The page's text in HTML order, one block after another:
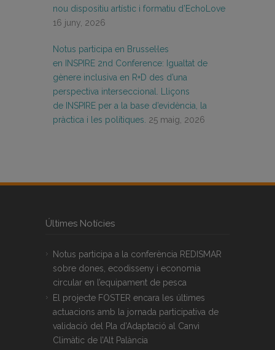
nou dispositiu artístic i formatiu d’EchoLove
16 juny, 2026
Notus participa en Brussel·les
en INSPIRE 2nd Conference: Igualtat de
gènere inclusiva en R+D des d’una
perspectiva interseccional. Lliçons
de INSPIRE per a la base d’evidència, la
pràctica i les polítiques. 25 maig, 2026
Últimes Notícies
Notus participa a la conferència REDISMAR
sobre dones, ecodisseny i economia
circular en l’equipament de pesca
El projecte FOSTER encara les últimes
actuacions amb la jornada participativa de
validació del Pla d’Adaptació al Canvi
Climàtic de l’Alt Palància